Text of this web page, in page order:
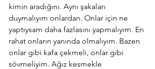
kimin aradığını. Aynı şakaları
duymalıyım onlardan. Onlar için ne
yaptıysam daha fazlasını yapmalıyım. En
rahat onların yanında olmalıyım. Bazen
onlar gibi kafa çekmeli, onlar gibi
sövmeliyim. Ağız kesmekle